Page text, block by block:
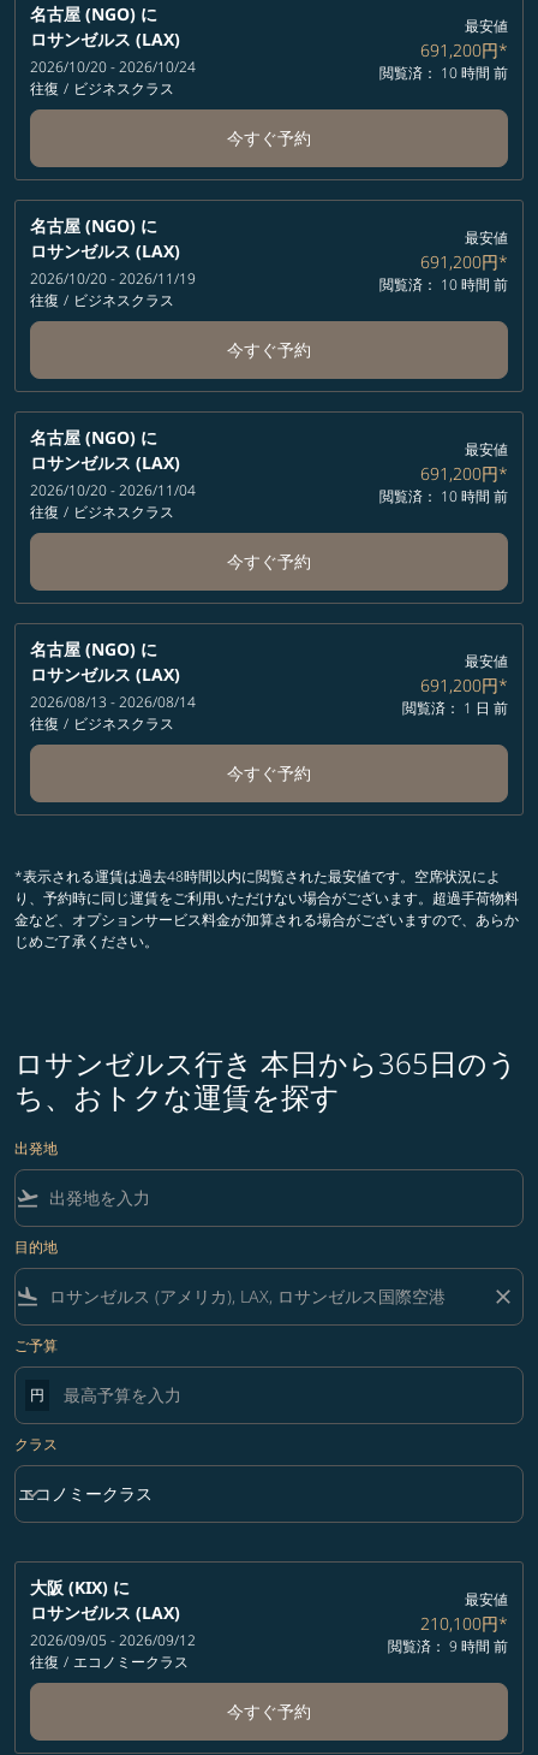
名古屋 (NGO) に
ロサンゼルス (LAX)
2026/10/20 - 2026/10/24
往復 / ビジネスクラス
最安値
691,200円*
閲覧済： 10 時間 前
今すぐ予約
名古屋 (NGO) に
ロサンゼルス (LAX)
2026/10/20 - 2026/11/19
往復 / ビジネスクラス
最安値
691,200円*
閲覧済： 10 時間 前
今すぐ予約
名古屋 (NGO) に
ロサンゼルス (LAX)
2026/10/20 - 2026/11/04
往復 / ビジネスクラス
最安値
691,200円*
閲覧済： 10 時間 前
今すぐ予約
名古屋 (NGO) に
ロサンゼルス (LAX)
2026/08/13 - 2026/08/14
往復 / ビジネスクラス
最安値
691,200円*
閲覧済： 1 日 前
今すぐ予約
*表示される運賃は過去48時間以内に閲覧された最安値です。空席状況によ
り、予約時に同じ運賃をご利用いただけない場合がございます。超過手荷物料
金など、オプションサービス料金が加算される場合がございますので、あらか
じめご了承ください。
ロサンゼルス行き 本日から365日のう
ち、おトクな運賃を探す
出発地
flight_takeoff
目的地
flight_land close
ご予算
円
クラス
クラス option エコノミークラス Selected
エコノミークラス
keyboard_arrow_down
大阪 (KIX) に
ロサンゼルス (LAX)
2026/09/05 - 2026/09/12
往復 / エコノミークラス
最安値
210,100円*
閲覧済： 9 時間 前
今すぐ予約